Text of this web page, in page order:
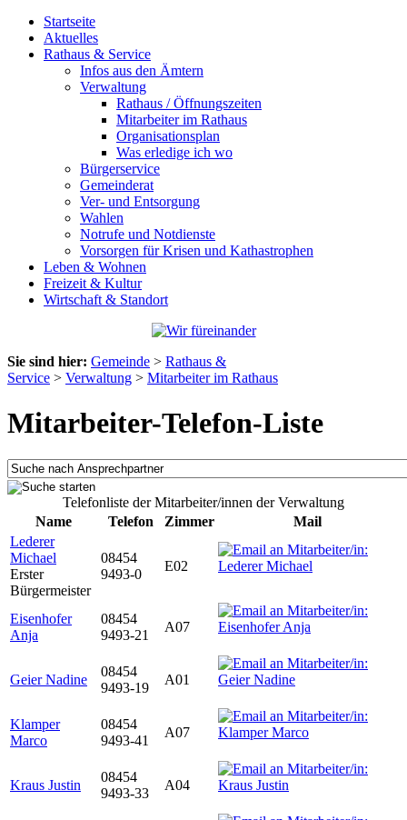
Startseite
Aktuelles
Rathaus & Service
Infos aus den Ämtern
Verwaltung
Rathaus / Öffnungszeiten
Mitarbeiter im Rathaus
Organisationsplan
Was erledige ich wo
Bürgerservice
Gemeinderat
Ver- und Entsorgung
Wahlen
Notrufe und Notdienste
Vorsorgen für Krisen und Kathastrophen
Leben & Wohnen
Freizeit & Kultur
Wirtschaft & Standort
Sie sind hier: Gemeinde > Rathaus &
Service > Verwaltung > Mitarbeiter im Rathaus
Mitarbeiter-Telefon-Liste
Telefonliste der Mitarbeiter/innen der Verwaltung
Name
Telefon Zimmer
Mail
Lederer
Michael
Erster
Bürgermeister
08454
9493-0
E02
Eisenhofer
Anja
08454
9493-21
A07
Geier Nadine
08454
9493-19
A01
Klamper
Marco
08454
9493-41
A07
Kraus Justin
08454
9493-33
A04